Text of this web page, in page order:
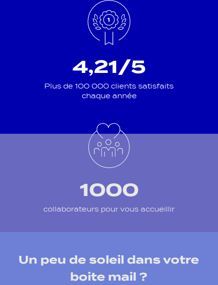
4,21/5
Plus de 100 000 clients satisfaits
chaque année
1000
collaborateurs pour vous accueillir
Un peu de soleil dans votre
boite mail ?